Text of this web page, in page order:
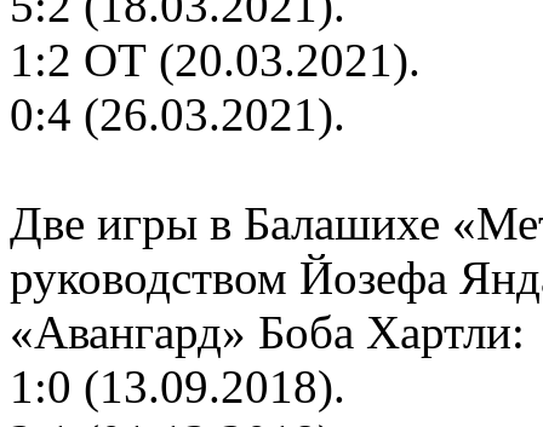
1:2 ОТ (20.03.2021).
0:4 (26.03.2021).
Две игры в Балашихе
руководством Йозефа
«Авангард» Боба Хартли:
1:0 (13.09.2018).